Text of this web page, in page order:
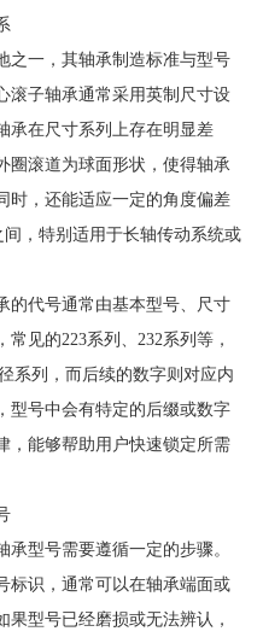
之一，其轴承制造标准与型号
滚子轴承通常采用英制尺寸设
承在尺寸系列上存在明显差
圈滚道为球面形状，使得轴承
时，还能适应一定的角度偏差
，特别适用于长轴传动系统或
的代号通常由基本型号、尺寸
见的223系列、232系列等，
系列，而后续的数字则对应内
型号中会有特定的后缀或数字
，能够帮助用户快速锁定所需
型号需要遵循一定的步骤。
标识，通常可以在轴承端面或
型号已经磨损或无法辨认，